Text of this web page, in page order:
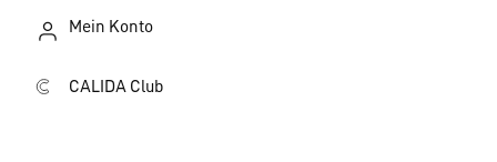
Mein Konto
CALIDA Club